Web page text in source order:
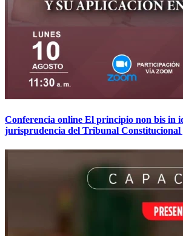
Conferencia online El principio non bis in
jurisprudencia del Tribunal Constitucional